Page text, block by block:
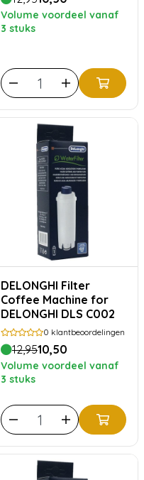
Volume voordeel vanaf
3 stuks
DELONGHI Filter
Coffee Machine for
DELONGHI DLS C002
0 klantbeoordelingen
12,9510,50
Volume voordeel vanaf
3 stuks